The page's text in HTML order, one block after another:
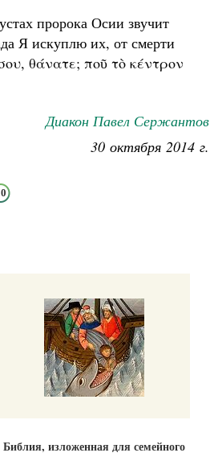
пророка Осии звучит
Я искуплю их, от смерти
θάνατε; ποῦ τὸ κέντρον
Диакон Павел Сержантов
30 октября 2014 г.
Библия, изложенная для семейного